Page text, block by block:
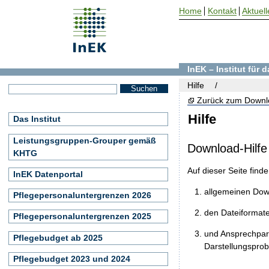
Hilfe
Zurück zum
Download-Hilfe
Auf dieser Seite
allgemeinen
den
und
InEK – Institut für
Hilfe
Das Institut
Leistungsgruppen-Grouper gemäß
KHTG
InEK Datenportal
Pflegepersonaluntergrenzen 2026
Pflegepersonaluntergrenzen 2025
Pflegebudget ab 2025
Pflegebudget 2023 und 2024
Home Kontakt